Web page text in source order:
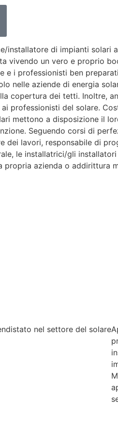
installatore di impianti solari
vivendo un vero e proprio
e i professionisti ben
nelle aziende di energia
copertura dei tetti. Inoltre,
professionisti del solare.
mettono a disposizione il
Seguendo corsi di
dei lavori, responsabile di
le installatrici/gli
propria azienda o addirittura
nel settore del solare